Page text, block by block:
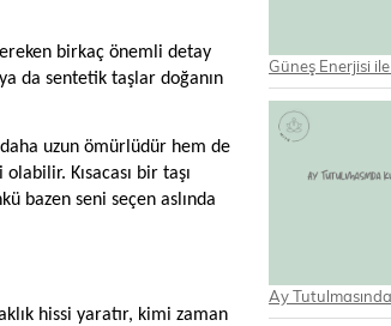
birkaç önemli detay
da sentetik taşlar doğanın
daha uzun ömürlüdür hem de
Kısacası bir taşı
bazen seni seçen aslında
hissi yaratır, kimi zaman
Güneş Enerjisi
Ay